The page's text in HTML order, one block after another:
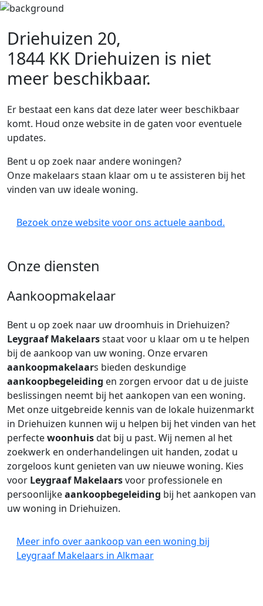
Driehuizen 20,
1844 KK Driehuizen is niet
meer beschikbaar.
Er bestaat een kans dat deze later weer beschikbaar
komt. Houd onze website in de gaten voor eventuele
updates.
Bent u op zoek naar andere woningen?
Onze makelaars staan klaar om u te assisteren bij het
vinden van uw ideale woning.
Bezoek onze website voor ons actuele aanbod.
Onze diensten
Aankoopmakelaar
Bent u op zoek naar uw droomhuis in Driehuizen?
Leygraaf Makelaarsstaat voor u klaar om u te helpen
bij de aankoop van uw woning. Onze ervaren
aankoopmakelaars bieden deskundige
aankoopbegeleiding en zorgen ervoor dat u de juiste
beslissingen neemt bij het aankopen van een woning.
Met onze uitgebreide kennis van de lokale huizenmarkt
in Driehuizen kunnen wij u helpen bij het vinden van het
perfectewoonhuisdat bij u past. Wij nemen al het
zoekwerk en onderhandelingen uit handen, zodat u
zorgeloos kunt genieten van uw nieuwe woning. Kies
voor Leygraaf Makelaarsvoor professionele en
persoonlijkeaankoopbegeleiding bij het aankopen van
uw woning in Driehuizen.
Meer info over aankoop van een woning bij
Leygraaf Makelaars in Alkmaar